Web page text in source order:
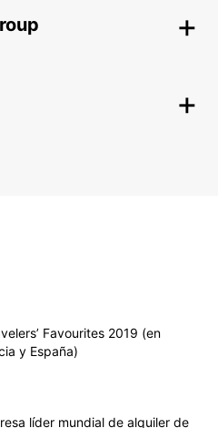
Favourites 2019 (en
y España)
líder mundial de alquiler de